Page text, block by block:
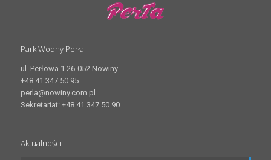
Park Wodny Perła
ul. Perłowa 1 26-052 Nowiny
+48 41 347 50 95
perla@nowiny.com.pl
Sekretariat: +48 41 347 50 90
Aktualności